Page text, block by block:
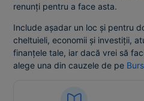
renunți pentru a face asta.
Include așadar un loc și pentru
cheltuieli, economii și investiții,
finanțele tale, iar dacă vrei să
alege una din cauzele de pe